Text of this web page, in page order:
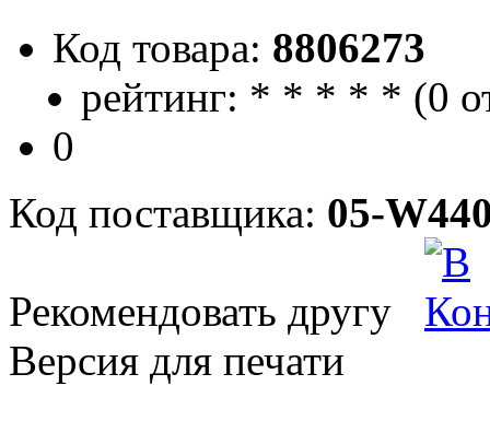
Код товара: 8806273
рейтинг: * * * * * (0
0
Код поставщика: 05-
Рекомендовать другу
Версия для печати